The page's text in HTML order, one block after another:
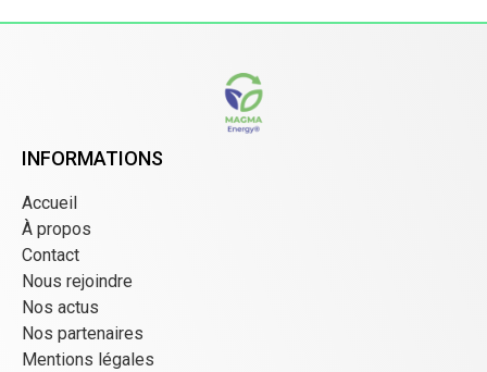
INFORMATIONS
Accueil
À propos
Contact
Nous rejoindre
Nos actus
Nos partenaires
Mentions légales